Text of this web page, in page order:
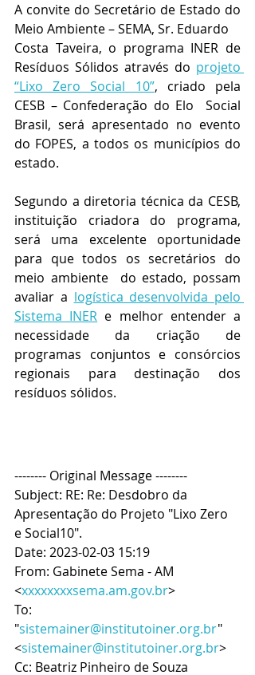
A convite do Secretário de Estado do
Meio Ambiente – SEMA, Sr. Eduardo
Costa Taveira, o programa INER de
Resíduos Sólidos através do projeto
“Lixo Zero Social 10”, criado pela
CESB – Confederação do Elo  Social
Brasil, será apresentado no evento
do FOPES, a todos os municípios do
estado.
Segundo a diretoria técnica da CESB,
instituição criadora do programa,
será uma excelente oportunidade
para que todos os secretários do
meio ambiente  do estado, possam
avaliar a logística desenvolvida pelo
Sistema INER e melhor entender a
necessidade da criação de
programas conjuntos e consórcios
regionais para destinação dos
resíduos sólidos.
-------- Original Message --------
Subject: RE: Re: Desdobro da
Apresentação do Projeto "Lixo Zero
e Social10".
Date: 2023-02-03 15:19
From: Gabinete Sema - AM
<xxxxxxxxsema.am.gov.br>
To:
"sistemainer@institutoiner.org.br"
<sistemainer@institutoiner.org.br>
Cc: Beatriz Pinheiro de Souza